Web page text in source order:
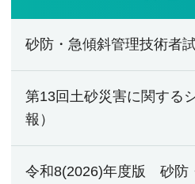
砂防・急傾斜管理技術者
第13回土砂災害に関する
報）
令和8(2026)年度版 砂防